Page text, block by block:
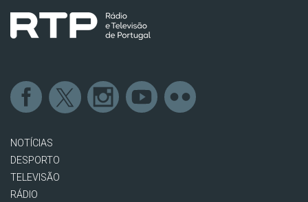
NOTÍCIAS
DESPORTO
TELEVISÃO
RÁDIO